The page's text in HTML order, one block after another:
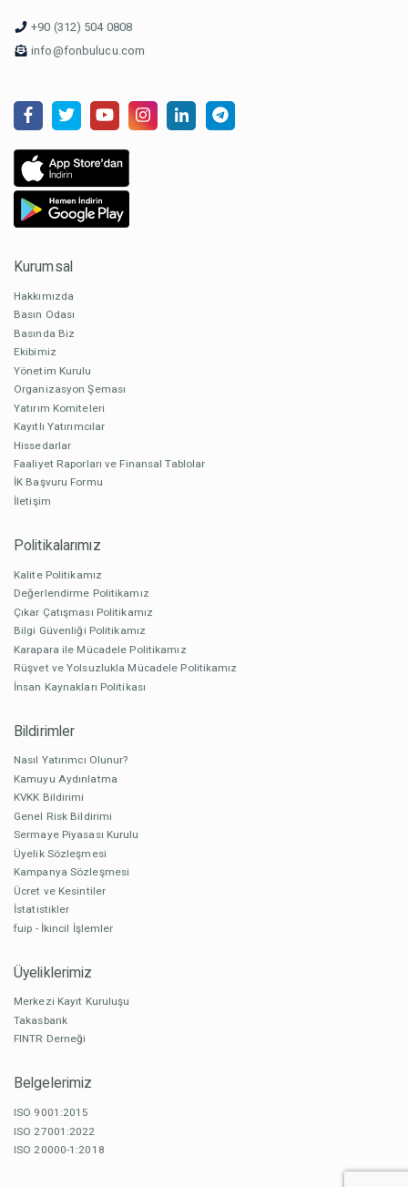
+90 (312) 504 0808
info@fonbulucu.com
Kurumsal
Hakkımızda
Basın Odası
Basında Biz
Ekibimiz
Yönetim Kurulu
Organizasyon Şeması
Yatırım Komiteleri
Kayıtlı Yatırımcılar
Hissedarlar
Faaliyet Raporları ve Finansal Tablolar
İK Başvuru Formu
İletişim
Politikalarımız
Kalite Politikamız
Değerlendirme Politikamız
Çıkar Çatışması Politikamız
Bilgi Güvenliği Politikamız
Karapara ile Mücadele Politikamız
Rüşvet ve Yolsuzlukla Mücadele Politikamız
İnsan Kaynakları Politikası
Bildirimler
Nasıl Yatırımcı Olunur?
Kamuyu Aydınlatma
KVKK Bildirimi
Genel Risk Bildirimi
Sermaye Piyasası Kurulu
Üyelik Sözleşmesi
Kampanya Sözleşmesi
Ücret ve Kesintiler
İstatistikler
fuip - İkincil İşlemler
Üyeliklerimiz
Merkezi Kayıt Kuruluşu
Takasbank
FINTR Derneği
Belgelerimiz
ISO 9001:2015
ISO 27001:2022
ISO 20000-1:2018